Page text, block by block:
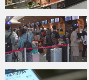
{PLAYICON}
{PLAYICON}